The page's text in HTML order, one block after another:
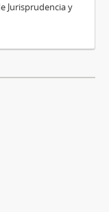
Jurisprudencia y